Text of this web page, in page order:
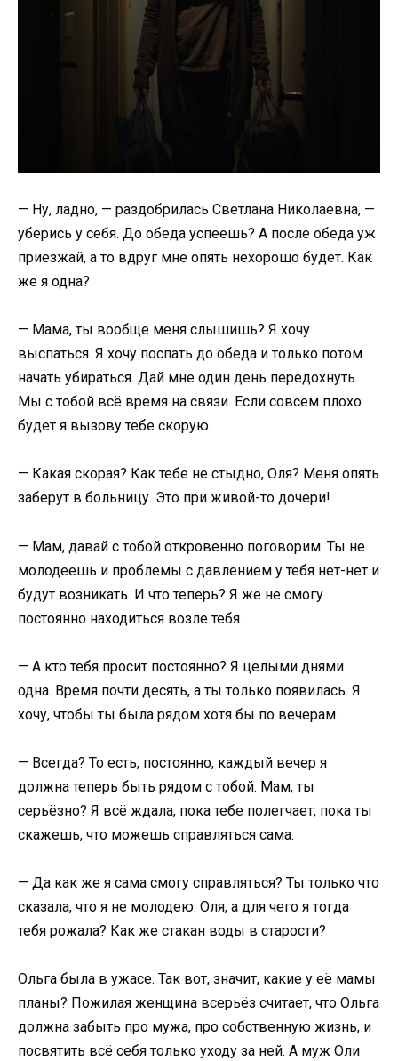
— Ну, ладно, — раздобрилась Светлана Николаевна, —
уберись у себя. До обеда успеешь? А после обеда уж
приезжай, а то вдруг мне опять нехорошо будет. Как
же я одна?
— Мама, ты вообще меня слышишь? Я хочу
выспаться. Я хочу поспать до обеда и только потом
начать убираться. Дай мне один день передохнуть.
Мы с тобой всё время на связи. Если совсем плохо
будет я вызову тебе скорую.
— Какая скорая? Как тебе не стыдно, Оля? Меня опять
заберут в больницу. Это при живой-то дочери!
— Мам, давай с тобой откровенно поговорим. Ты не
молодеешь и проблемы с давлением у тебя нет-нет и
будут возникать. И что теперь? Я же не смогу
постоянно находиться возле тебя.
— А кто тебя просит постоянно? Я целыми днями
одна. Время почти десять, а ты только появилась. Я
хочу, чтобы ты была рядом хотя бы по вечерам.
— Всегда? То есть, постоянно, каждый вечер я
должна теперь быть рядом с тобой. Мам, ты
серьёзно? Я всё ждала, пока тебе полегчает, пока ты
скажешь, что можешь справляться сама.
— Да как же я сама смогу справляться? Ты только что
сказала, что я не молодею. Оля, а для чего я тогда
тебя рожала? Как же стакан воды в старости?
Ольга была в ужасе. Так вот, значит, какие у её мамы
планы? Пожилая женщина всерьёз считает, что Ольга
должна забыть про мужа, про собственную жизнь, и
посвятить всё себя только уходу за ней. А муж Оли